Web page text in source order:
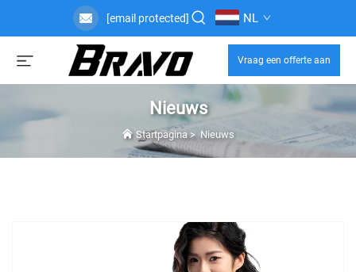
[email protected] NL
Vraag een offerte aan
Nieuws
Startpagina> Nieuws